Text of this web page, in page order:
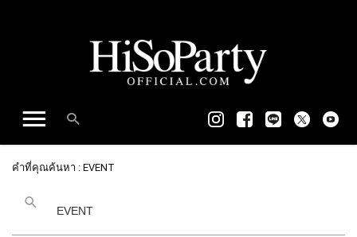
คำที่คุณค้นหา : EVENT